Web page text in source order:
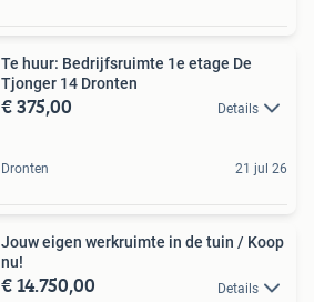
Te huur: Bedrijfsruimte 1e etage De
Tjonger 14 Dronten
€ 375,00 Details
Dronten 21 jul 26
Jouw eigen werkruimte in de tuin / Koop
nu!
€ 14.750,00 Details